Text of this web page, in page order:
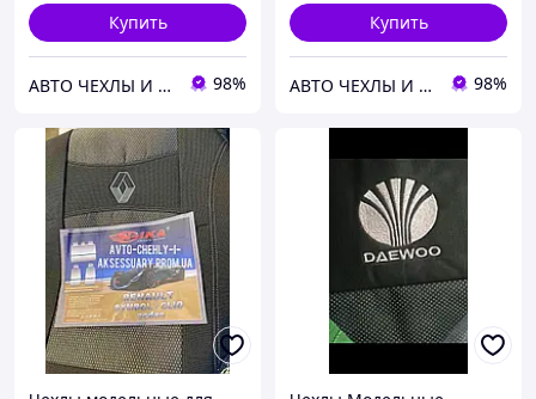
Купить
АВТО ЧЕХЛЫ И АКСЕССУАРЫ 98%
Купить
АВТО ЧЕХЛЫ И АКСЕССУАРЫ 98%